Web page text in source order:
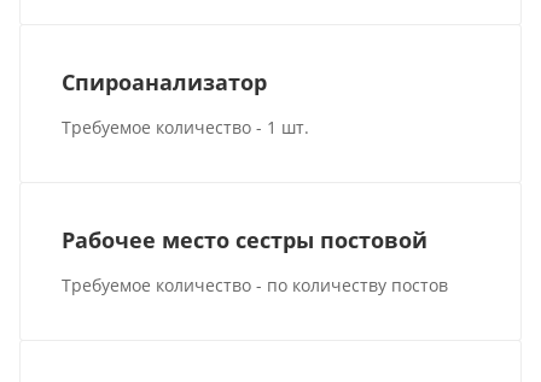
Спироанализатор
Требуемое количество - 1 шт.
Рабочее место сестры постовой
Требуемое количество - по количеству постов